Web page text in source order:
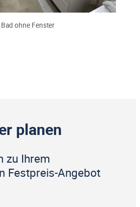
Bad ohne Fenster
planen
zu Ihrem
Festpreis-Angebot